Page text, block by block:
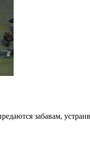
забавам,